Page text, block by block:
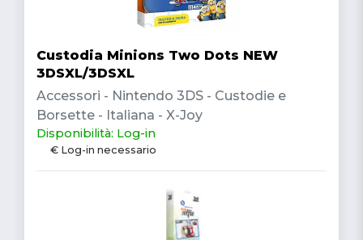
Custodia Minions Two Dots NEW
3DSXL/3DSXL
Accessori - Nintendo 3DS - Custodie e
Borsette - Italiana - X-Joy
Disponibilità: Log-in
€ Log-in necessario